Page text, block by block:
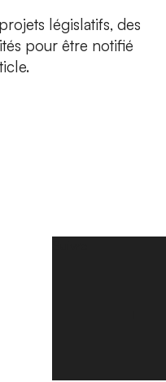
législatifs, des
pour être notifié